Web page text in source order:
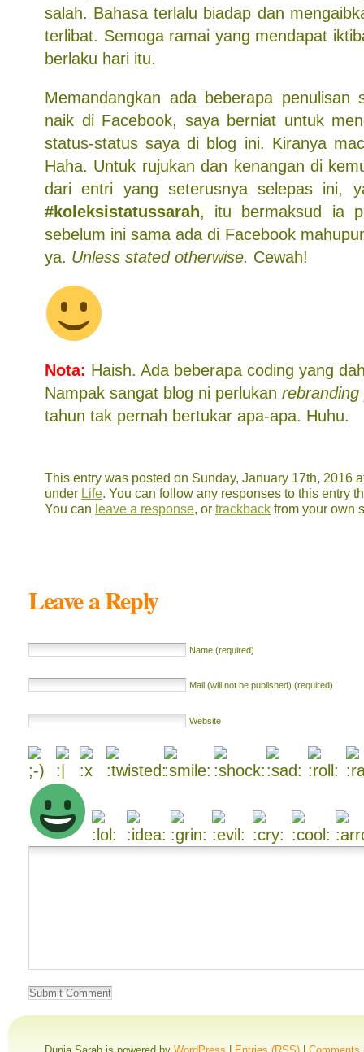
salah. Bahasa terlalu biadap dan
terlibat. Semoga ramai yang mendapat
berlaku hari itu.
Memandangkan ada beberapa penulisan
naik di Facebook, saya berniat untuk
status-status saya di blog ini. Kiranya
Haha. Untuk rujukan dan kenangan di
dari entri yang seterusnya selepas ini,
#koleksistatussarah, itu bermaksud ia
sebelum ini sama ada di Facebook
ya. Unless stated otherwise. Cewah!
Nota: Haish. Ada beberapa coding yang
Nampak sangat blog ni perlukan rebranding
tahun tak pernah bertukar apa-apa. Huhu.
This entry was posted on Sunday, January 17th, 2016
under Life. You can follow any responses to this entry
You can leave a response, or trackback from your own
Leave a Reply
Name (required)
Mail (will not be published) (required)
Website